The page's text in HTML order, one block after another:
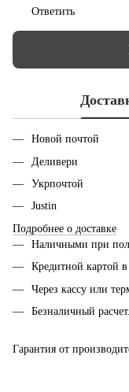
Ответить
Новой почтой
Деливери
Укрпочтой
Justin
Подробнее о доставке
Наличными при
Кредитной картой
Через кассу или
Безналичный расчет.
Гарантия от